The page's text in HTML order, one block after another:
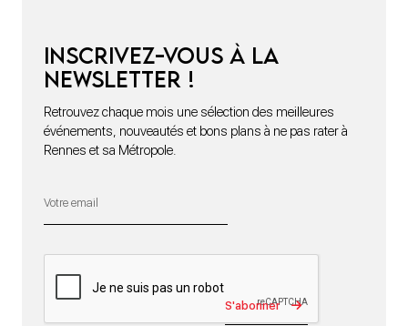
Inscrivez-vous à la
newsletter !
Retrouvez chaque mois une sélection des meilleures
événements, nouveautés et bons plans à ne pas rater à
Rennes et sa Métropole.
S'abonner